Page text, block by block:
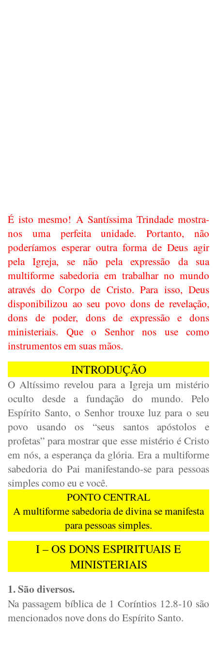
É isto mesmo! A Santíssima Trindade mostra-
nos uma perfeita unidade. Portanto, não
poderíamos esperar outra forma de Deus agir
pela Igreja, se não pela expressão da sua
multiforme sabedoria em trabalhar no mundo
através do Corpo de Cristo. Para isso, Deus
disponibilizou ao seu povo dons de revelação,
dons de poder, dons de expressão e dons
ministeriais. Que o Senhor nos use como
instrumentos em suas mãos.
INTRODUÇÃO
O Altíssimo revelou para a Igreja um mistério
oculto desde a fundação do mundo. Pelo
Espírito Santo, o Senhor trouxe luz para o seu
povo usando os “seus santos apóstolos e
profetas” para mostrar que esse mistério é Cristo
em nós, a esperança da glória. Era a multiforme
sabedoria do Pai manifestando-se para pessoas
simples como eu e você.
PONTO CENTRAL
A multiforme sabedoria de divina se manifesta
para pessoas simples.
I – OS DONS ESPIRITUAIS E
MINISTERIAIS
1. São diversos.
Na passagem bíblica de 1 Coríntios 12.8-10 são
mencionados nove dons do Espírito Santo.